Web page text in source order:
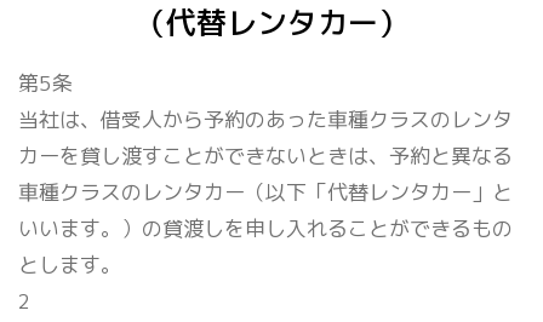
（代替レンタカー）
第5条
当社は、借受人から予約のあった車種クラスのレンタ
カーを貸し渡すことができないときは、予約と異なる
車種クラスのレンタカー（以下「代替レンタカー」と
いいます。）の貸渡しを申し入れることができるもの
とします。
2